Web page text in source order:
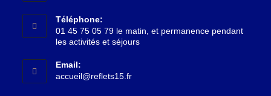
Téléphone:
01 45 75 05 79 le matin, et permanence pendant
les activités et séjours
Email:
accueil@reflets15.fr